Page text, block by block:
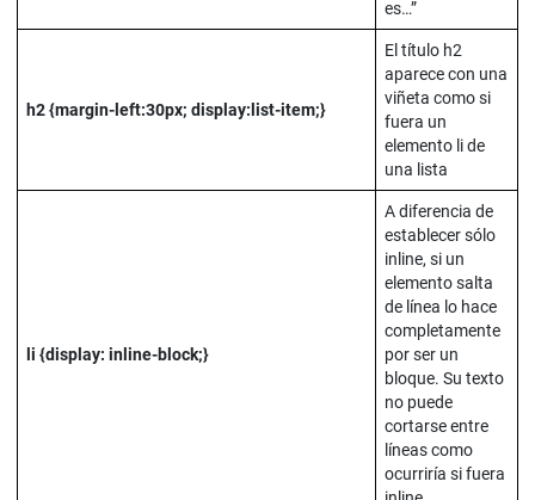
es…”
h2 {margin-left:30px; display:list-item;}
El título h2
aparece con una
viñeta como si
fuera un
elemento li de
una lista
li {display: inline-block;}
A diferencia de
establecer sólo
inline, si un
elemento salta
de línea lo hace
completamente
por ser un
bloque. Su texto
no puede
cortarse entre
líneas como
ocurriría si fuera